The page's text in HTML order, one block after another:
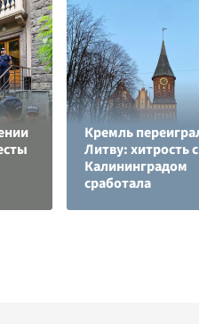
Кремль
Литву: хитрость с
Калининградом
сработала